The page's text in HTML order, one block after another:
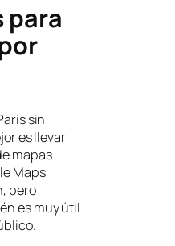
para
sin
es llevar
mapas
Maps
pero
es muy útil